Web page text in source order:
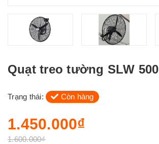
Quạt treo tường SLW 500
Trạng thái: Còn hàng
1.450.000₫
1.600.000₫